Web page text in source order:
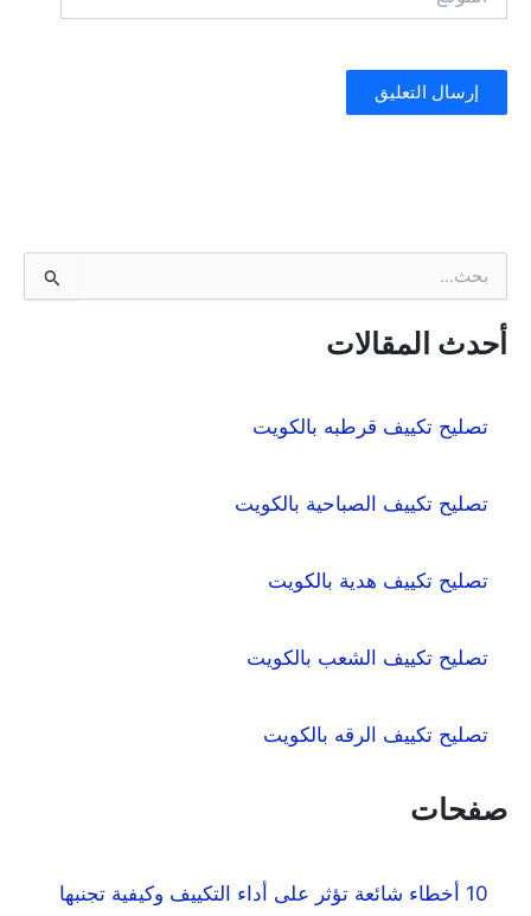
ح
ثأحدث المقالات
تصليح تكييف قرطبه بالكويت
تصليح تكييف الصباحية بالكويت
تصليح تكييف هدية بالكويت
تصليح تكييف الشعب بالكويت
تصليح تكييف الرقه بالكويت
صفحات
10 أخطاء شائعة تؤثر على أداء التكييف وكيفية تجنبها